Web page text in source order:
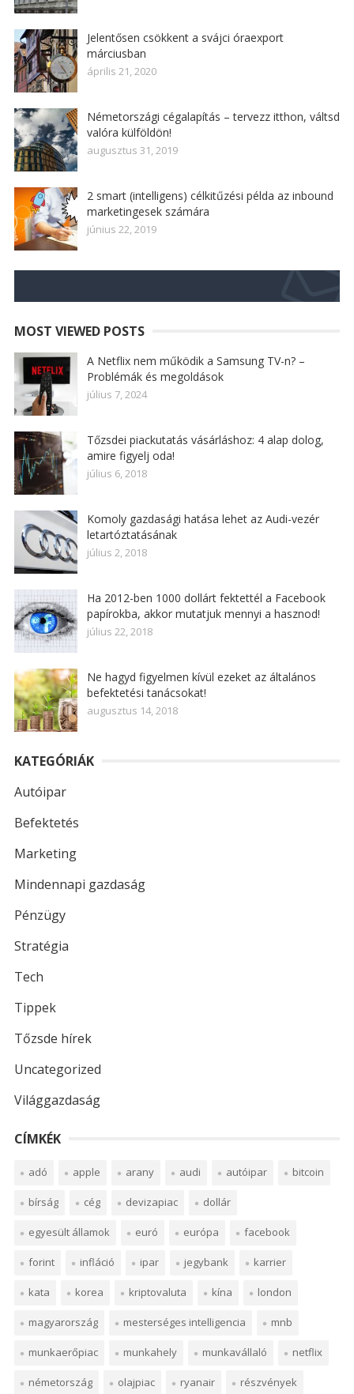
Jelentősen csökkent a svájci óraexport
márciusban
április 21, 2020
Németországi cégalapítás – tervezz itthon, váltsd
valóra külföldön!
augusztus 31, 2019
2 smart (intelligens) célkitűzési példa az inbound
marketingesek számára
június 22, 2019
MOST VIEWED POSTS
A Netflix nem működik a Samsung TV-n? –
Problémák és megoldások
július 7, 2024
Tőzsdei piackutatás vásárláshoz: 4 alap dolog,
amire figyelj oda!
július 6, 2018
Komoly gazdasági hatása lehet az Audi-vezér
letartóztatásának
július 2, 2018
Ha 2012-ben 1000 dollárt fektettél a Facebook
papírokba, akkor mutatjuk mennyi a hasznod!
július 22, 2018
Ne hagyd figyelmen kívül ezeket az általános
befektetési tanácsokat!
augusztus 14, 2018
KATEGÓRIÁK
Autóipar
Befektetés
Marketing
Mindennapi gazdaság
Pénzügy
Stratégia
Tech
Tippek
Tőzsde hírek
Uncategorized
Világgazdaság
CÍMKÉK
adó apple arany audi autóipar bitcoin
bírság cég devizapiac dollár
egyesült államok euró európa facebook
forint infláció ipar jegybank karrier
kata korea kriptovaluta kína london
magyarország mesterséges intelligencia mnb
munkaerőpiac munkahely munkavállaló netflix
németország olajpiac ryanair részvények